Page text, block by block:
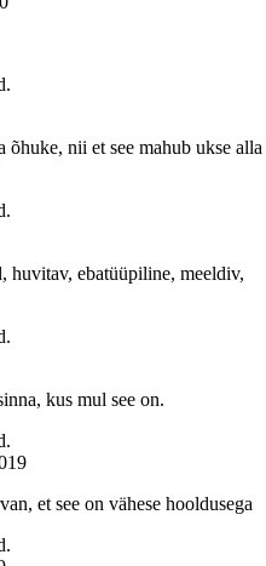
õhuke, nii et see mahub ukse alla
huvitav, ebatüüpiline, meeldiv,
kus mul see on.
et see on vähese hooldusega